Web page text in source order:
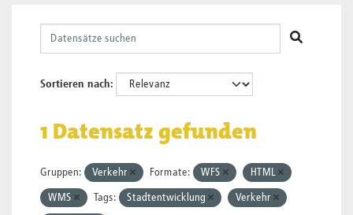
Sortieren nach
1 Datensatz gefunden
Gruppen: Verkehr Formate: WFS HTML
WMS Tags: Stadtentwicklung Verkehr